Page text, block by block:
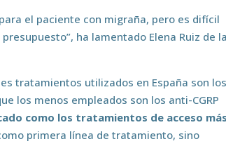
el paciente con migraña, pero es difícil
ha lamentado Elena Ruiz de la
tratamientos utilizados en España son los
los menos empleados son los anti-CGRP
como los tratamientos de acceso más
primera línea de tratamiento, sino